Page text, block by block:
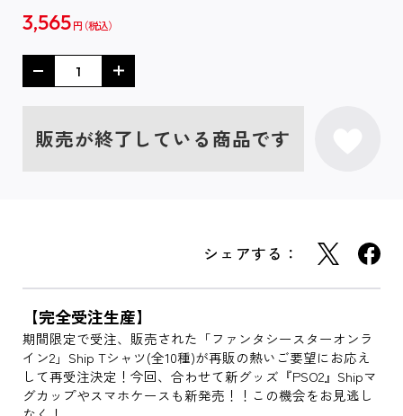
3,565 円
販売が終了している商品です
シェアする：
【完全受注生産】
期間限定で受注、販売された「ファンタシースターオンラ
イン2」Ship Tシャツ(全10種)が再販の熱いご要望にお応え
して再受注決定！今回、合わせて新グッズ『PSO2』Shipマ
グカップやスマホケースも新発売！！この機会をお見逃し